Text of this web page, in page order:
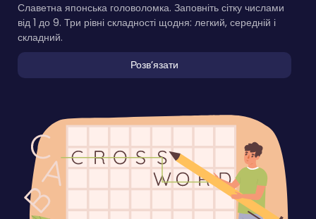
Славетна японська головоломка. Заповніть сітку числами
від 1 до 9. Три рівні складності щодня: легкий, середній і
складний.
Розвʼязати